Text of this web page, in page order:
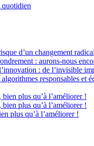
quotidien
d’un changement
: aurons-nous
: de l’invisible
responsables et
plus qu’à l’améliorer !
plus qu’à l’améliorer !
plus qu’à l’améliorer !